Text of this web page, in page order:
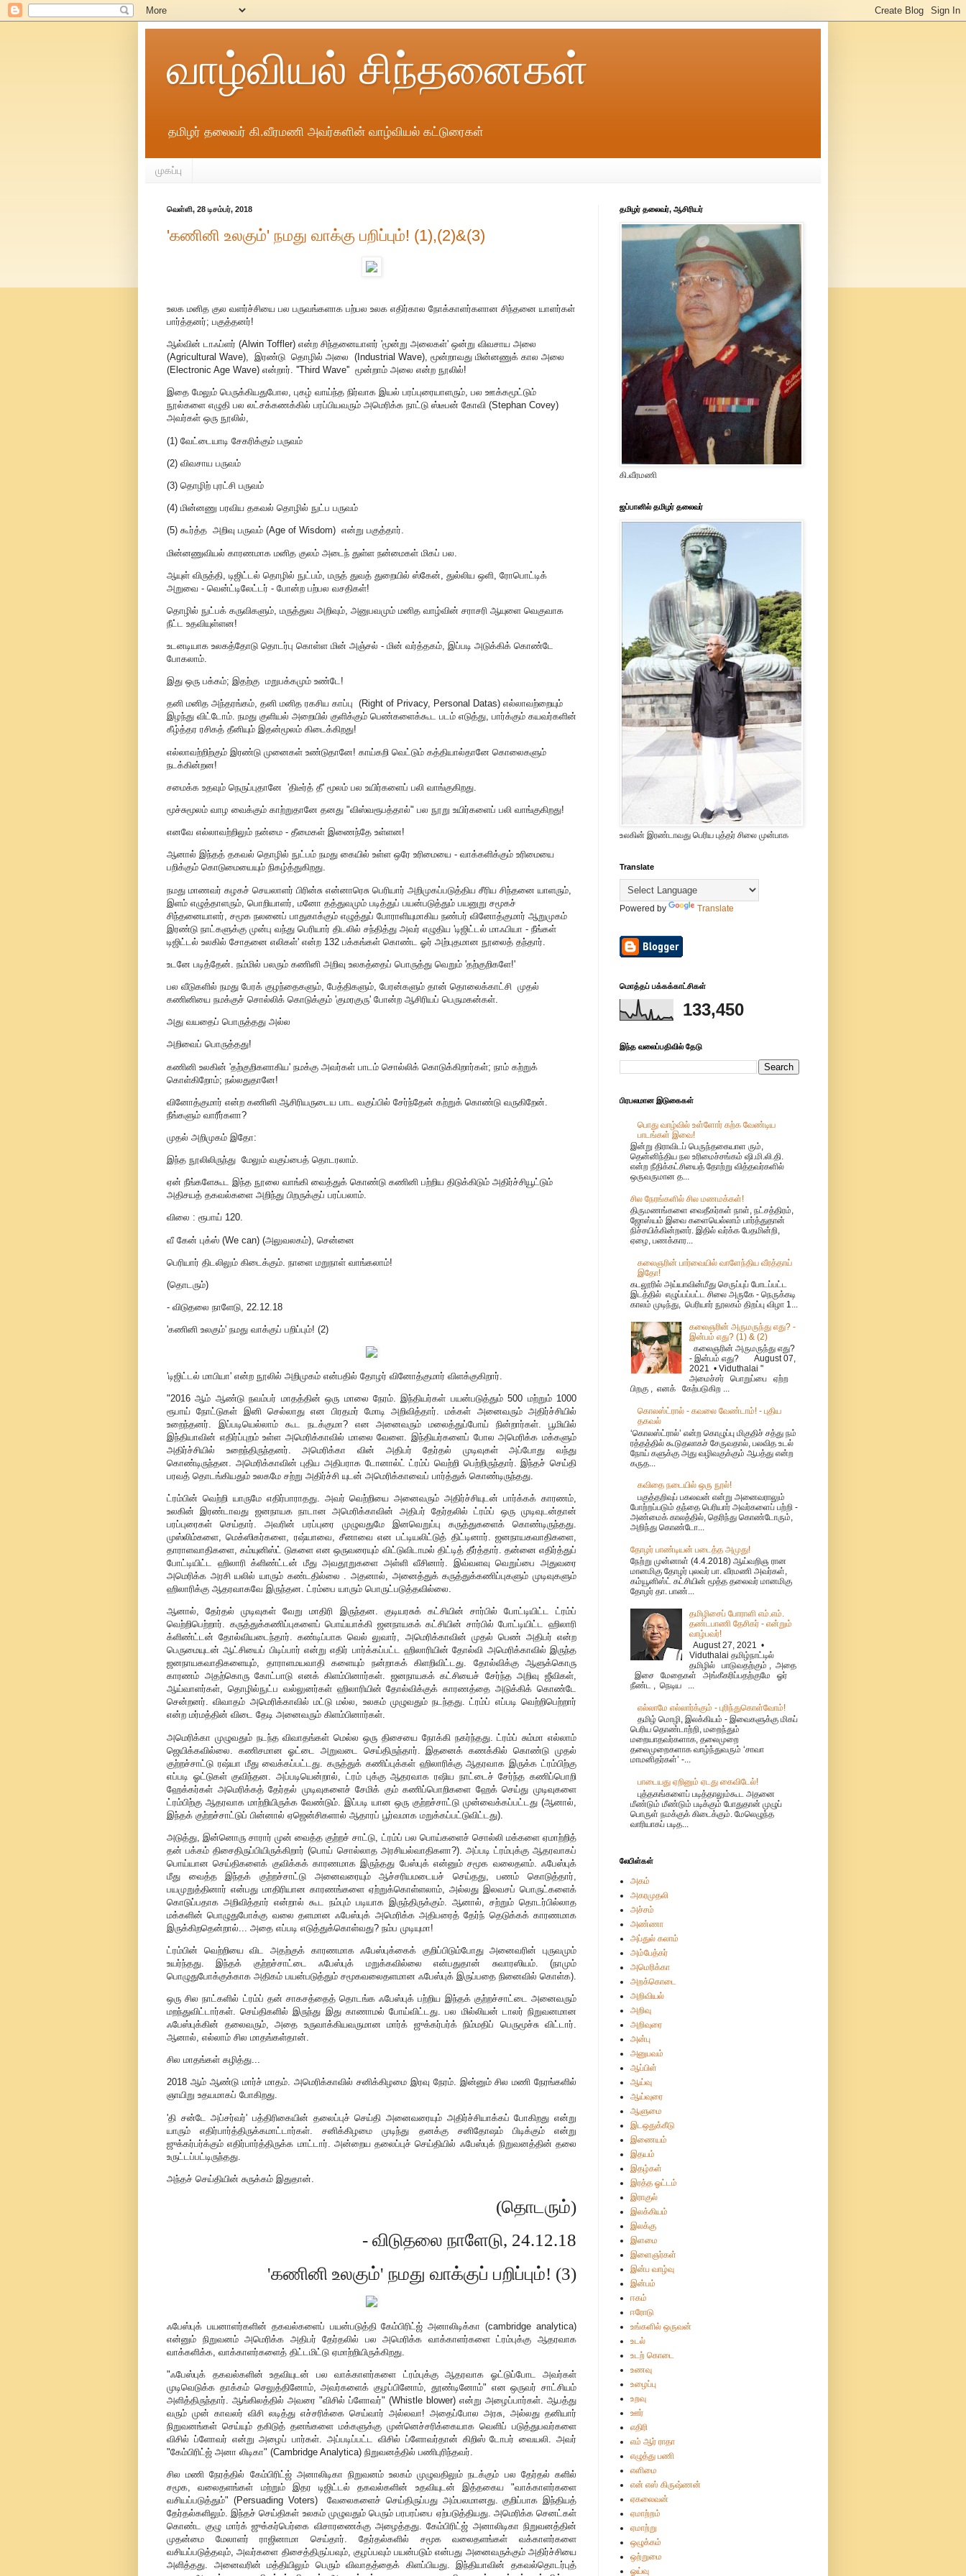
வாழ்வியல் சிந்தனைகள்
தமிழர் தலைவர் கி.வீரமணி அவர்களின் வாழ்வியல் கட்டுரைகள்
முகப்பு
வெள்ளி, 28 டிசம்பர், 2018
'கணினி உலகும்' நமது வாக்கு பறிப்பும்! (1),(2)&(3)
உலக மனித குல வளர்ச்சியை பல பருவங்களாக பற்பல உலக எதிர்கால நோக்காளர்களான சிந்தனை யாளர்கள்
பார்த்தனர்; பகுத்தனர்!
ஆல்வின் டாஃப்ளர் (Alwin Toffler) என்ற சிந்தனையாளர் 'மூன்று அலைகள்' ஒன்று விவசாய அலை
(Agricultural Wave), இரண்டு தொழில் அலை (Industrial Wave), மூன்றாவது மின்னணுக் கால அலை
(Electronic Age Wave) என்றார். ''Third Wave'' மூன்றாம் அலை என்ற நூலில்!
இதை மேலும் பெருக்கியதுபோல, புகழ் வாய்ந்த நிர்வாக இயல் பரப்புரையாளரும், பல ஊக்கமூட்டும்
நூல்களை எழுதி பல லட்சக்கணக்கில் பரப்பியவரும் அமெரிக்க நாட்டு ஸ்டீபன் கோவி (Stephan Covey)
அவர்கள் ஒரு நூலில்,
(1) வேட்டையாடி சேகரிக்கும் பருவம்
(2) விவசாய பருவம்
(3) தொழிற் புரட்சி பருவம்
(4) மின்னணு பரவிய தகவல் தொழில் நுட்ப பருவம்
(5) கூர்த்த அறிவு பருவம் (Age of Wisdom) என்று பகுத்தார்.
மின்னணுவியல் காரணமாக மனித குலம் அடைந் துள்ள நன்மைகள் மிகப் பல.
ஆயுள் விருத்தி, டிஜிட்டல் தொழில் நுட்பம், மருத் துவத் துறையில் ஸ்கேன், துல்லிய ஒளி, ரோபொட்டிக்
அறுவை - வென்ட்டிலேட்டர் - போன்ற பற்பல வசதிகள்!
தொழில் நுட்பக் கருவிகளும், மருத்துவ அறிவும், அனுபவமும் மனித வாழ்வின் சராசரி ஆயுளை வெகுவாக
நீட்ட உதவியுள்ளன!
உடனடியாக உலகத்தோடு தொடர்பு கொள்ள மின் அஞ்சல் - மின் வர்த்தகம், இப்படி அடுக்கிக் கொண்டே
போகலாம்.
இது ஒரு பக்கம்; இதற்கு மறுபக்கமும் உண்டே!
தனி மனித அந்தரங்கம், தனி மனித ரகசிய காப்பு (Right of Privacy, Personal Datas) எல்லாவற்றையும்
இழந்து விட்டோம். நமது குளியல் அறையில் குளிக்கும் பெண்களைக்கூட படம் எடுத்து, பார்க்கும் கயவர்களின்
கீழ்த்தர ரசிகத் தீனியும் இதன்மூலம் கிடைக்கிறது!
எல்லாவற்றிற்கும் இரண்டு முனைகள் உண்டுதானே! காய்கறி வெட்டும் கத்தியால்தானே கொலைகளும்
நடக்கின்றன!
சமைக்க உதவும் நெருப்புதானே 'திடீர்த் தீ' மூலம் பல உயிர்களைப் பலி வாங்குகிறது.
மூச்சுமூலம் வாழ வைக்கும் காற்றுதானே தனது "விஸ்வரூபத்தால்" பல நூறு உயிர்களைப் பலி வாங்குகிறது!
எனவே எல்லாவற்றிலும் நன்மை - தீமைகள் இணைந்தே உள்ளன!
ஆனால் இந்தத் தகவல் தொழில் நுட்பம் நமது கையில் உள்ள ஒரே உரிமையை - வாக்களிக்கும் உரிமையை
பறிக்கும் கொடுமையையும் நிகழ்த்துகிறது.
நமது மாணவர் கழகச் செயலாளர் பிரின்சு என்னாரெசு பெரியார் அறிமுகப்படுத்திய சீரிய சிந்தனை யாளரும்,
இளம் எழுத்தாளரும், பொறியாளர், மனோ தத்துவமும் படித்துப் பயன்படுத்தும் பயனுறு சமூகச்
சிந்தனையாளர், சமூக நலனைப் பாதுகாக்கும் எழுத்துப் போராளியுமாகிய நண்பர் வினோத்குமார் ஆறுமுகம்
இரண்டு நாட்களுக்கு முன்பு வந்து பெரியார் திடலில் சந்தித்து அவர் எழுதிய 'டிஜிட்டல் மாஃபியா - நீங்கள்
டிஜிட்டல் உலகில் சோதனை எலிகள்' என்ற 132 பக்கங்கள் கொண்ட ஓர் அற்புதமான நூலைத் தந்தார்.
உடனே படித்தேன். நம்மில் பலரும் கணினி அறிவு உலகத்தைப் பொருத்து வெறும் 'தற்குறிகளே!'
பல வீடுகளில் நமது பேரக் குழந்தைகளும், பேத்திகளும், பேரன்களும் தான் தொலைக்காட்சி முதல்
கணினியை நமக்குச் சொல்லிக் கொடுக்கும் 'குமரகுரு' போன்ற ஆசிரியப் பெருமகன்கள்.
அது வயதைப் பொருத்தது அல்ல
அறிவைப் பொருத்தது!
கணினி உலகின் 'தற்குறிகளாகிய' நமக்கு அவர்கள் பாடம் சொல்லிக் கொடுக்கிறார்கள்; நாம் கற்றுக்
கொள்கிறோம்; நல்லதுதானே!
வினோத்குமார் என்ற கணினி ஆசிரியருடைய பாட வகுப்பில் சேர்ந்தேன் கற்றுக் கொண்டு வருகிறேன்.
நீங்களும் வாரீர்களா?
முதல் அறிமுகம் இதோ:
இந்த நூலிலிருந்து மேலும் வகுப்பைத் தொடரலாம்.
ஏன் நீங்களேகூட இந்த நூலை வாங்கி வைத்துக் கொண்டு கணினி பற்றிய திடுக்கிடும் அதிர்ச்சியூட்டும்
அதிசயத் தகவல்களை அறிந்து பிறருக்குப் பரப்பலாம்.
விலை : ரூபாய் 120.
வீ கேன் புக்ஸ் (We can) (அலுவலகம்), சென்னை
பெரியார் திடலிலும் கிடைக்கும். நாளை மறுநாள் வாங்கலாம்!
(தொடரும்)
- விடுதலை நாளேடு, 22.12.18
'கணினி உலகும்' நமது வாக்குப் பறிப்பும்! (2)
'டிஜிட்டல் மாபியா' என்ற நூலில் அறிமுகம் என்பதில் தோழர் வினோத்குமார் விளக்குகிறார்.
"2016 ஆம் ஆண்டு நவம்பர் மாதத்தின் ஒரு மாலை நேரம். இந்தியர்கள் பயன்படுத்தும் 500 மற்றும் 1000
ரூபாய் நோட்டுகள் இனி செல்லாது என பிரதமர் மோடி அறிவித்தார். மக்கள் அனைவரும் அதிர்ச்சியில்
உறைந்தனர். இப்படியெல்லாம் கூட நடக்குமா? என அனைவரும் மலைத்துப்போய் நின்றார்கள். பூமியில்
இந்தியாவின் எதிர்ப்புறம் உள்ள அமெரிக்காவில் மாலை வேளை. இந்தியர்களைப் போல அமெரிக்க மக்களும்
அதிர்ச்சியில் உறைந்திருந்தனர். அமெரிக்கா வின் அதிபர் தேர்தல் முடிவுகள் அப்போது வந்து
கொண்டிருந்தன. அமெரிக்காவின் புதிய அதிபராக டோனால்ட் ட்ரம்ப் வெற்றி பெற்றிருந்தார். இந்தச் செய்தி
பரவத் தொடங்கியதும் உலகமே சற்று அதிர்ச்சி யுடன் அமெரிக்காவைப் பார்த்துக் கொண்டிருந்தது.
ட்ரம்பின் வெற்றி யாருமே எதிர்பாராதது. அவர் வெற்றியை அனைவரும் அதிர்ச்சியுடன் பார்க்கக் காரணம்,
உலகின் இரண்டாவது ஜனநாயக நாடான அமெரிக்காவின் அதிபர் தேர்தலில் ட்ரம்ப் ஒரு முடிவுடன்தான்
பரப்புரைகள் செய்தார். அவரின் பரப்புரை முழுவதுமே இனவெறுப்பு கருத்துகளைக் கொண்டிருந்தது.
முஸ்லிம்களை, மெக்ஸிகர்களை, ரஷ்யாவை, சீனாவை என பட்டியலிட்டுத் திட்டினார். ஜனநாயகவாதிகளை,
தாராளவாதிகளை, கம்யுனிஸ்ட் டுகளை என ஒருவரையும் விட்டுவிடாமல் திட்டித் தீர்த்தார். தன்னை எதிர்த்துப்
போட்டியிட்ட ஹிலாரி க்ளிண்ட்டன் மீது அவதூறுகளை அள்ளி வீசினார். இவ்வளவு வெறுப்பை அதுவரை
அமெரிக்க அரசி யலில் யாரும் கண்டதில்லை . அதனால், அனைத்துக் கருத்துக்கணிப்புகளும் முடிவுகளும்
ஹிலாரிக்கு ஆதரவாகவே இருந்தன. ட்ரம்பை யாரும் பொருட்படுத்தவில்லை.
ஆனால், தேர்தல் முடிவுகள் வேறு மாதிரி இருந்தன. குடியரசுக் கட்சியின் சார்பில் போட்டியிட்ட ட்ரம்ப்
வெற்றிபெற்றார். கருத்துக்கணிப்புகளைப் பொய்யாக்கி ஜனநாயகக் கட்சியின் சார்பில் போட்டியிட்ட ஹிலாரி
க்ளிண்ட்டன் தோல்வியடைந்தார். கண்டிப்பாக வெல் லுவார், அமெரிக்காவின் முதல் பெண் அதிபர் என்ற
பெருமையுடன் ஆட்சியைப் பிடிப்பார் என்று எதிர் பார்க்கப்பட்ட ஹிலாரியின் தோல்வி அமெரிக்காவில் இருந்த
ஜனநாயகவாதிகளையும், தாராளமயவாதி களையும் நன்றாகக் கிளறிவிட்டது. தோல்விக்கு ஆளுக்கொரு
காரணம் அதற்கொரு கோட்பாடு எனக் கிளம்பினார்கள். ஜனநாயகக் கட்சியைச் சேர்ந்த அறிவு ஜீவிகள்,
ஆய்வாளர்கள், தொழில்நுட்ப வல்லுனர்கள் ஹிலாரியின் தோல்விக்குக் காரணத்தை அடுக்கிக் கொண்டே
சென்றனர். விவாதம் அமெரிக்காவில் மட்டு மல்ல, உலகம் முழுவதும் நடந்தது. ட்ரம்ப் எப்படி வெற்றிபெற்றார்
என்ற மர்மத்தின் விடை தேடி அனைவரும் கிளம்பினார்கள்.
அமெரிக்கா முழுவதும் நடந்த விவாதங்கள் மெல்ல ஒரு திசையை நோக்கி நகர்ந்தது. ட்ரம்ப் சும்மா எல்லாம்
ஜெயிக்கவில்லை. கணிசமான ஓட்டை அறுவடை செய்திருந்தார். இதனைக் கணக்கில் கொண்டு முதல்
குற்றச்சாட்டு ரஷ்யா மீது வைக்கப்பட்டது. கருத்துக் கணிப்புக்கள் ஹிலாரிக்கு ஆதரவாக இருக்க ட்ரம்பிற்கு
எப்படி ஓட்டுகள் குவிந்தன. அப்படியென்றால், ட்ரம் புக்கு ஆதரவாக ரஷிய நாட்டைச் சேர்ந்த கணிப்பொறி
ஹேக்கர்கள் அமெரிக்கத் தேர்தல் முடிவுகளைச் சேமிக் கும் கணிப்பொறிகளை ஹேக் செய்து முடிவுகளை
ட்ரம்பிற்கு ஆதரவாக மாற்றியிருக்க வேண்டும். இப்படி யான ஒரு குற்றச்சாட்டு முன்வைக்கப்பட்டது (ஆனால்,
இந்தக் குற்றச்சாட்டுப் பின்னால் ஏஜென்சிகளால் ஆதாரப் பூர்வமாக மறுக்கப்பட்டுவிட்டது).
அடுத்து, இன்னொரு சாரார் முன் வைத்த குற்றச் சாட்டு, ட்ரம்ப் பல பொய்களைச் சொல்லி மக்களை ஏமாற்றித்
தன் பக்கம் திசைதிருப்பியிருக்கிறார் (பொய் சொல்லாத அரசியல்வாதிகளா?). அப்படி ட்ரம்புக்கு ஆதரவாகப்
பொய்யான செய்திகளைக் குவிக்கக் காரணமாக இருந்தது பேஸ்புக் என்னும் சமூக வலைதளம். ஃபேஸ்புக்
மீது வைத்த இந்தக் குற்றச்சாட்டு அனைவரையும் ஆச்சரியமடையச் செய்தது, பணம் கொடுத்தார்,
பயமுறுத்தினார் என்பது மாதிரியான காரணங்களை ஏற்றுக்கொள்ளலாம், அல்லது இலவசப் பொருட்களைக்
கொடுப்பதாக அறிவித்தார் என்றால் கூட நம்பும் படியாக இருந்திருக்கும். ஆனால், சற்றும் தொடர்பில்லாத
மக்களின் பொழுதுபோக்கு வலை தளமான ஃபேஸ்புக் அமெரிக்க அதிபரைத் தேர்ந் தெடுக்கக் காரணமாக
இருக்கிறதென்றால்... அதை எப்படி எடுத்துக்கொள்வது? நம்ப முடியுமா!
ட்ரம்பின் வெற்றியை விட அதற்குக் காரணமாக ஃபேஸ்புக்கைக் குறிப்பிடும்போது அனைவரின் புருவமும்
உயர்ந்தது. இந்தக் குற்றச்சாட்டை ஃபேஸ்புக் மறுக்கவில்லை என்பதுதான் சுவாரஸியம். (நாமும்
பொழுதுபோக்குக்காக அதிகம் பயன்படுத்தும் சமூகவலைதளமான ஃபேஸ்புக் இருப்பதை நினைவில் கொள்க).
ஒரு சில நாட்களில் ட்ரம்ப் தன் சாகசத்தைத் தொடங்க ஃபேஸ்புக் பற்றிய இந்தக் குற்றச்சாட்டை அனைவரும்
மறந்துவிட்டார்கள். செய்திகளில் இருந்து இது காணாமல் போய்விட்டது. பல மில்லியன் டாலர் நிறுவனமான
ஃபேஸ்புக்கின் தலைவரும், அதை உருவாக்கியவருமான மார்க் ஜுக்கர்பர்க் நிம்மதிப் பெருமூச்சு விட்டார்.
ஆனால், எல்லாம் சில மாதங்கள்தான்.
சில மாதங்கள் கழித்து...
2018 ஆம் ஆண்டு மார்ச் மாதம். அமெரிக்காவில் சனிக்கிழமை இரவு நேரம். இன்னும் சில மணி நேரங்களில்
ஞாயிறு உதயமாகப் போகிறது.
'தி சன்டே அப்சர்வர்' பத்திரிகையின் தலைப்புச் செய்தி அனைவரையும் அதிர்ச்சியாக்கப் போகிறது என்று
யாரும் எதிர்பார்த்திருக்கமாட்டார்கள். சனிக்கிழமை முடிந்து தனக்கு சனிதோஷம் பிடிக்கும் என்று
ஜுக்கர்பர்க்கும் எதிர்பார்த்திருக்க மாட்டார். அன்றைய தலைப்புச் செய்தியில் ஃபேஸ்புக் நிறுவனத்தின் தலை
உருட்டப்பட்டிருந்தது.
அந்தச் செய்தியின் சுருக்கம் இதுதான்.
(தொடரும்)
- விடுதலை நாளேடு, 24.12.18
'கணினி உலகும்' நமது வாக்குப் பறிப்பும்! (3)
ஃபேஸ்புக் பயனாளர்களின் தகவல்களைப் பயன்படுத்தி கேம்பிரிட்ஜ் அனாலிடிக்கா (cambridge analytica)
என்னும் நிறுவனம் அமெரிக்க அதிபர் தேர்தலில் பல அமெரிக்க வாக்காளர்களை ட்ரம்புக்கு ஆதரவாக
வாக்களிக்க, வாக்காளர்களைத் திட்டமிட்டு ஏமாற்றியிருக்கிறது.
"ஃபேஸ்புக் தகவல்களின் உதவியுடன் பல வாக்காளர்களை ட்ரம்புக்கு ஆதரவாக ஓட்டுப்போட அவர்கள்
முடிவெடுக்க தாக்கம் செலுத்தினோம், அவர்களைக் குழப்பினோம், தூண்டினோம்" என ஒருவர் சாட்சியம்
அளித்திருந்தார். ஆங்கிலத்தில் அவரை "விசில் ப்ளோவர்" (Whistle blower) என்று அழைப்பார்கள். ஆபத்து
வரும் முன் காவலர் விசி லடித்து எச்சரிக்கை செய்வார் அல்லவா! அதைப்போல அரசு, அல்லது தனியார்
நிறுவனங்கள் செய்யும் தகிடுத் தனங்களை மக்களுக்கு முன்னெச்சரிக்கையாக வெளிப் படுத்துபவர்களை
விசில் ப்ளோவர் என்று அழைப் பார்கள். அப்படிப்பட்ட விசில் ப்ளோவர்தான் கிறிஸ் டோபர் வையலி. அவர்
"கேம்பிரிட்ஜ் அனா லிடிகா" (Cambridge Analytica) நிறுவனத்தில் பணிபுரிந்தவர்.
சில மணி நேரத்தில் கேம்பிரிட்ஜ் அனாலிடிகா நிறுவனம் உலகம் முழுவதிலும் நடக்கும் பல தேர்தல் களில்
சமூக, வலைதளங்கள் மற்றும் இதர டிஜிட்டல் தகவல்களின் உதவியுடன் இத்தகைய "வாக்காளர்களை
வசியப்படுத்தும்" (Persuading Voters) வேலைகளைச் செய்திருப்பது அம்பலமானது. குறிப்பாக இந்தியத்
தேர்தல்களிலும். இந்தச் செய்திகள் உலகம் முழுவதும் பெரும் பரபரப்பை ஏற்படுத்தியது. அமெரிக்க செனட்கள்
கொண்ட குழு மார்க் ஜுக்கர்பெர்கை விசாரணைக்கு அழைத்தது. கேம்பிரிட்ஜ் அனாலிடிகா நிறுவனத்தின்
முதன்மை மேலாளர் ராஜினாமா செய்தார். தேர்தல்களில் சமூக வலைதளங்கள் வக்காளர்களை
வசியப்படுத்தவும், அவர்களை திசைத்திருப்பவும், குழப்பவும் பயன்படும் என்பது அனைவருக்கும் அதிர்ச்சியை
அளித்தது. அனைவரின் மத்தியிலும் பெரும் விவாதத்தைக் கிளப்பியது. இந்தியாவின் தகவல்தொடர்புத்
தமிழர் தலைவர், ஆசிரியர்
கி.வீரமணி
ஜப்பானில் தமிழர் தலைவர்
உலகின் இரண்டாவது பெரிய புத்தர் சிலை முன்பாக
Translate
Powered by Translate
மொத்தப் பக்கக்காட்சிகள்
133,450
இந்த வலைப்பதிவில் தேடு
பிரபலமான இடுகைகள்
பொது வாழ்வில் உள்ளோர் கற்க வேண்டிய
பாடங்கள் இவை!
இன்று திராவிடப் பெருந்தகையாள ரும்,
தென்னிந்திய நல உரிமைச்சங்கம் ஷி.மி.லி.தி.
என்ற நீதிக்கட்சியைத் தோற்று வித்தவர்களில்
ஒருவருமான த...
சில நேரங்களில் சில மணமக்கள்!
திருமணங்களை வைதீகர்கள் நாள், நட்சத்திரம்,
ஜோஸ்யம் இவை களையெல்லாம் பார்த்துதான்
நிச்சயிக்கின்றனர். இதில் வர்க்க பேதமின்றி,
ஏழை, பணக்கார...
கலைஞரின் பார்வையில் வாளேந்திய வீரத்தாய்
இதோ!
கடலூரில் அய்யாவின்மீது செருப்புப் போடப்பட்ட
இடத்தில் எழுப்பப்பட்ட சிலை அருகே - நெருக்கடி
காலம் முடிந்து, பெரியார் நூலகம் திறப்பு விழா 1...
கலைஞரின் அருமருந்து எது? -
இன்பம் எது? (1) & (2)
கலைஞரின் அருமருந்து எது?
- இன்பம் எது? August 07,
2021 • Viduthalai "
அமைச்சர் பொறுப்பை ஏற்ற
பிறகு , எனக் கேற்படுகிற ...
கொலஸ்ட்ரால் - கவலை வேண்டாம்! - புதிய
தகவல்
‘கொலஸ்ட்ரால்’ என்ற கொழுப்பு மிகுதிச் சத்து நம்
ரத்தத்தில் கூடுதலாகச் சேருவதால், பலவித உடல்
நோய் களுக்கு அது வழிவகுக்கும் ஆபத்து என்ற
கருத...
கவிதை நடையில் ஒரு நூல்!
பகுத்தறிவுப் பகலவன் என்று அனைவராலும்
போற்றப்படும் தந்தை பெரியார் அவர்களைப் பற்றி -
அண்மைக் காலத்தில், தெரிந்து கொண்டோரும்,
அறிந்து கொண்டோ...
தோழர் பாண்டியன் படைத்த அமுது!
நேற்று முன்னாள் (4.4.2018) ஆய்வறிஞ ரான
மானமிகு தோழர் புலவர் பா. வீரமணி அவர்கள்,
கம்யூனிஸ்ட் கட்சியின் மூத்த தலைவர் மானமிகு
தோழர் தா. பாண்...
தமிழிசைப் போராளி எம்.எம்.
தண்டபாணி தேசிகர் - என்றும்
வாழ்பவர்!
August 27, 2021 •
Viduthalai தமிழ்நாட்டில்
தமிழில் பாடுவதற்கும் , அதை
இசை மேதைகள் அங்கீகரிப்பதற்குமே ஓர்
நீண்ட , நெடிய ...
எல்லாமே எல்லார்க்கும் - புரிந்துகொள்வோம்!
தமிழ் மொழி, இலக்கியம் - இவைகளுக்கு மிகப்
பெரிய தொண்டாற்றி, மறைந்தும்
மறையாதவர்களாக, தலைமுறை
தலைமுறைகளாக வாழ்ந்துவரும் ‘சாவா
மாமனிதர்கள்’ -...
பாடையது ஏறினும் ஏடது கைவிடேல்!
புத்தகங்களைப் படித்தாலும்கூட அதனை
மீண்டும் மீண்டும் படிக்கும் போதுதான் முழுப்
பொருள் நமக்குக் கிடைக்கும். மேலெழுந்த
வாரியாகப் படித...
லேபிள்கள்
அகம்
அகரமுதலி
அச்சம்
அண்ணா
அப்துல் கலாம்
அம்பேத்கர்
அமெரிக்கா
அறக்கொடை
அறிவியல்
அறிவு
அறிவுரை
அன்பு
அனுபவம்
ஆப்பிள்
ஆய்வு
ஆய்வுரை
ஆளுமை
இடஒதுக்கீடு
இணையம்
இதயம்
இதழ்கள்
இரத்த ஓட்டம்
இராகுல்
இலக்கியம்
இலக்கு
இளமை
இளைஞர்கள்
இன்ப வாழ்வு
இன்பம்
ஈகம்
ஈரோடு
உங்களில் ஒருவன்
உடல்
உடற் கொடை
உணவு
உழைப்பு
உறவு
ஊர்
எதிரி
எம் ஆர் ராதா
எழுத்து பணி
எளிமை
என் எஸ் கிருஷ்ணன்
ஏகலைவன்
ஏமாற்றம்
ஏமாற்று
ஒழுக்கம்
ஒற்றுமை
ஓய்வு